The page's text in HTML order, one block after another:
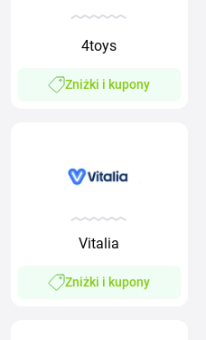
4toys
Zniżki i kupony
Vitalia
Zniżki i kupony